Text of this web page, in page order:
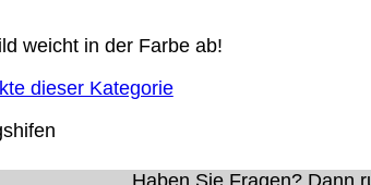
weicht in der Farbe ab!
dieser Kategorie
Online-Streitbeilegung (OS) bereit. Die
lautet:info@alexandravision.de
Urheberrechte
functionality.